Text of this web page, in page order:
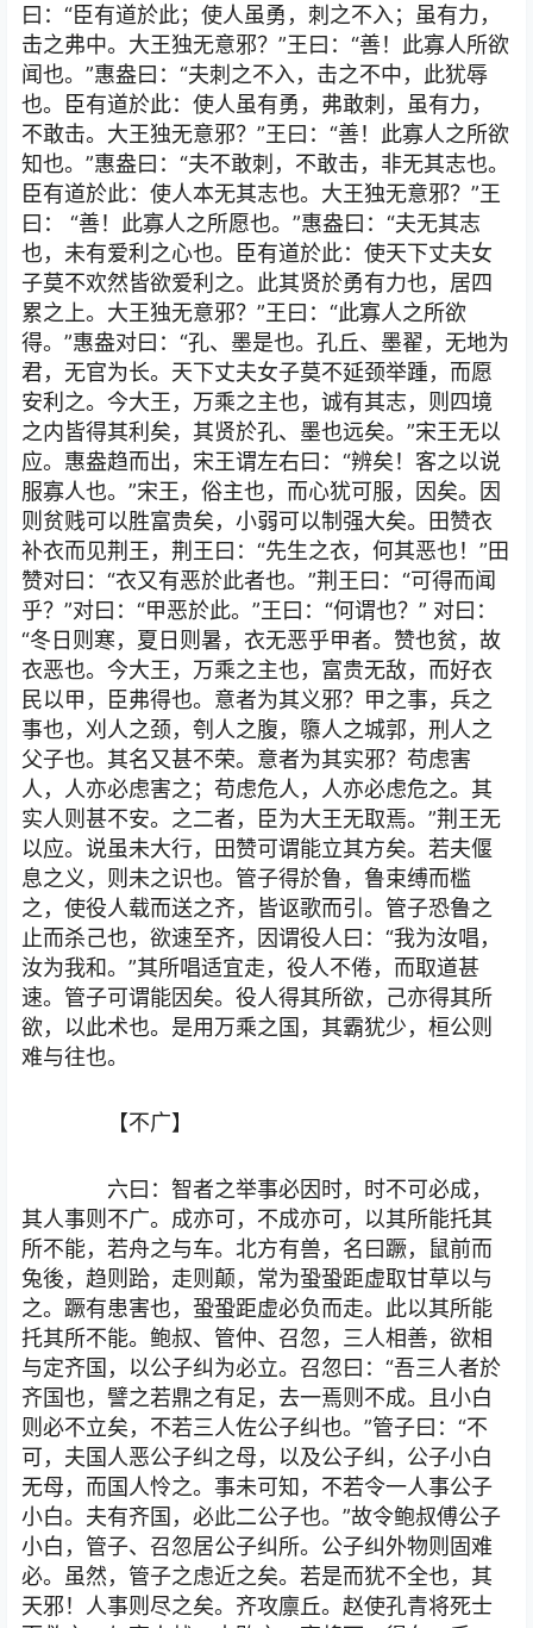
曰：“臣有道於此；使人虽勇，刺之不入；虽有力，
击之弗中。大王独无意邪？”王曰：“善！此寡人所欲
闻也。”惠盎曰：“夫刺之不入，击之不中，此犹辱
也。臣有道於此：使人虽有勇，弗敢刺，虽有力，
不敢击。大王独无意邪？”王曰：“善！此寡人之所欲
知也。”惠盎曰：“夫不敢刺，不敢击，非无其志也。
臣有道於此：使人本无其志也。大王独无意邪？”王
曰： “善！此寡人之所愿也。”惠盎曰：“夫无其志
也，未有爱利之心也。臣有道於此：使天下丈夫女
子莫不欢然皆欲爱利之。此其贤於勇有力也，居四
累之上。大王独无意邪？”王曰：“此寡人之所欲
得。”惠盎对曰：“孔、墨是也。孔丘、墨翟，无地为
君，无官为长。天下丈夫女子莫不延颈举踵，而愿
安利之。今大王，万乘之主也，诚有其志，则四境
之内皆得其利矣，其贤於孔、墨也远矣。”宋王无以
应。惠盎趋而出，宋王谓左右曰：“辨矣！客之以说
服寡人也。”宋王，俗主也，而心犹可服，因矣。因
则贫贱可以胜富贵矣，小弱可以制强大矣。田赞衣
补衣而见荆王，荆王曰：“先生之衣，何其恶也！”田
赞对曰：“衣又有恶於此者也。”荆王曰：“可得而闻
乎？”对曰：“甲恶於此。”王曰：“何谓也？” 对曰：
“冬日则寒，夏日则暑，衣无恶乎甲者。赞也贫，故
衣恶也。今大王，万乘之主也，富贵无敌，而好衣
民以甲，臣弗得也。意者为其义邪？甲之事，兵之
事也，刈人之颈，刳人之腹，隳人之城郭，刑人之
父子也。其名又甚不荣。意者为其实邪？苟虑害
人，人亦必虑害之；苟虑危人，人亦必虑危之。其
实人则甚不安。之二者，臣为大王无取焉。”荆王无
以应。说虽未大行，田赞可谓能立其方矣。若夫偃
息之义，则未之识也。管子得於鲁，鲁束缚而槛
之，使役人载而送之齐，皆讴歌而引。管子恐鲁之
止而杀己也，欲速至齐，因谓役人曰：“我为汝唱，
汝为我和。”其所唱适宜走，役人不倦，而取道甚
速。管子可谓能因矣。役人得其所欲，己亦得其所
欲，以此术也。是用万乘之国，其霸犹少，桓公则
难与往也。
【不广】
六曰：智者之举事必因时，时不可必成，
其人事则不广。成亦可，不成亦可，以其所能托其
所不能，若舟之与车。北方有兽，名曰蹶，鼠前而
兔後，趋则跲，走则颠，常为蛩蛩距虚取甘草以与
之。蹶有患害也，蛩蛩距虚必负而走。此以其所能
托其所不能。鲍叔、管仲、召忽，三人相善，欲相
与定齐国，以公子纠为必立。召忽曰：“吾三人者於
齐国也，譬之若鼎之有足，去一焉则不成。且小白
则必不立矣，不若三人佐公子纠也。”管子曰：“不
可，夫国人恶公子纠之母，以及公子纠，公子小白
无母，而国人怜之。事未可知，不若令一人事公子
小白。夫有齐国，必此二公子也。”故令鲍叔傅公子
小白，管子、召忽居公子纠所。公子纠外物则固难
必。虽然，管子之虑近之矣。若是而犹不全也，其
天邪！人事则尽之矣。齐攻廪丘。赵使孔青将死士